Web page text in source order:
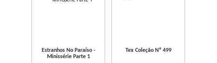
Estranhos No Paraíso -
Minissérie Parte 1
Tex Coleção Nº 499